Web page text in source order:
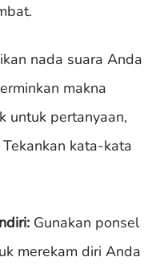
nada suara Anda
makna
untuk pertanyaan,
kata-kata
Gunakan ponsel
merekam diri Anda